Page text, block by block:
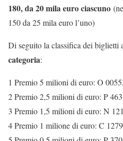
180, da 20 mila euro ciascuno
150 da 25 mila euro l’uno)
Di seguito la classifica dei biglietti
categoria:
1 Premio 5 milioni di euro: O
2 Premio 2,5 milioni di euro: P
3 Premio 1,5 milioni di euro: N
4 Premio 1 milione di euro: C